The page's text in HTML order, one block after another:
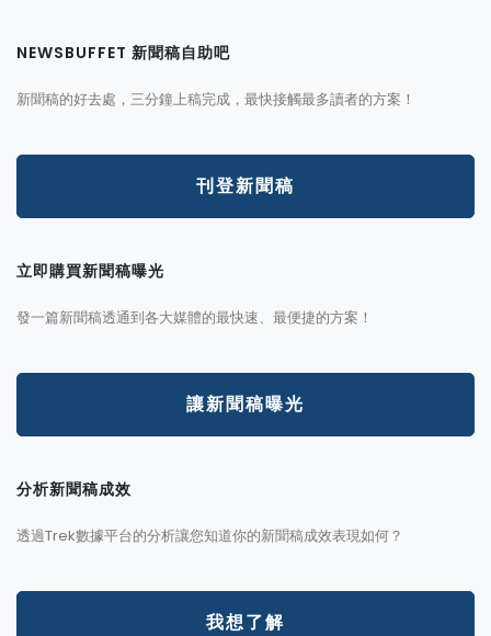
NEWSBUFFET 新聞稿自助吧
新聞稿的好去處，三分鐘上稿完成，最快接觸最多讀者的方案！
刊登新聞稿
立即購買新聞稿曝光
發一篇新聞稿透通到各大媒體的最快速、最便捷的方案！
讓新聞稿曝光
分析新聞稿成效
透過Trek數據平台的分析讓您知道你的新聞稿成效表現如何？
我想了解